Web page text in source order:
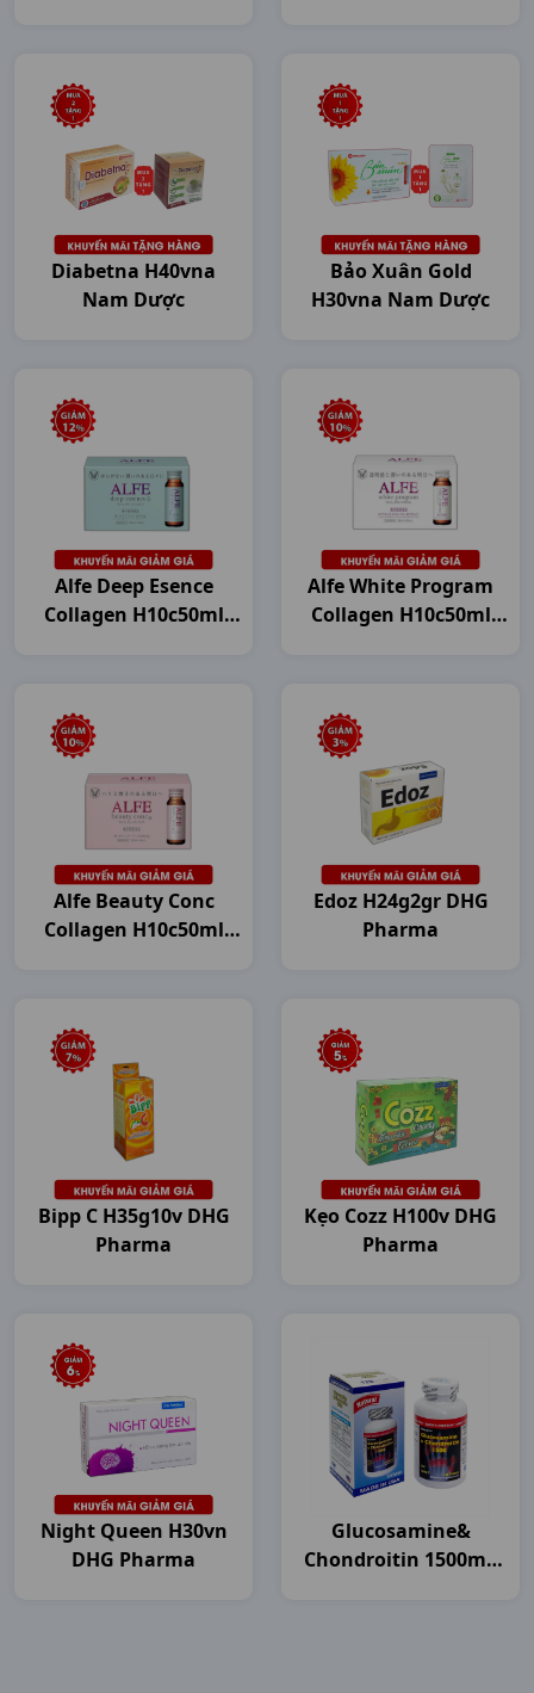
Diabetna H40vna
Nam Dược
Bảo Xuân Gold
H30vna Nam Dược
Alfe Deep Esence
Collagen H10c50ml
Alfe White Program
Collagen H10c50ml
Alfe Beauty Conc
Collagen H10c50ml
Edoz H24g2gr DHG
Pharma
Bipp C H35g10v DHG
Pharma
Kẹo Cozz H100v DHG
Pharma
Night Queen H30vn
DHG Pharma
Glucosamine&
Chondroitin 1500mg